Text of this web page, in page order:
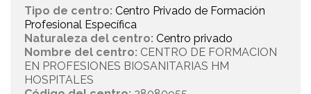
Tipo de centro: Centro Privado de Formación
Profesional Específica
Naturaleza del centro: Centro privado
Nombre del centro: CENTRO DE FORMACION
EN PROFESIONES BIOSANITARIAS HM
HOSPITALES